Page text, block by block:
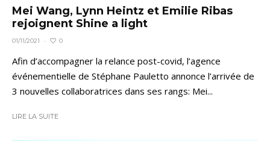
Mei Wang, Lynn Heintz et Emilie Ribas
rejoignent Shine a light
01/11/2021 · 0
Afin d’accompagner la relance post-covid, l’agence
événementielle de Stéphane Pauletto annonce l’arrivée de
3 nouvelles collaboratrices dans ses rangs: Mei...
LIRE LA SUITE